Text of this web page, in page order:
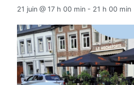
21 juin @ 17 h 00 min - 21 h 00 min